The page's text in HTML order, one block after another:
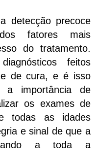
detecção precoce
fatores mais
do tratamento.
feitos
de cura, e é isso
a importância de
os exames de
todas as idades
e sinal de que a
a toda a